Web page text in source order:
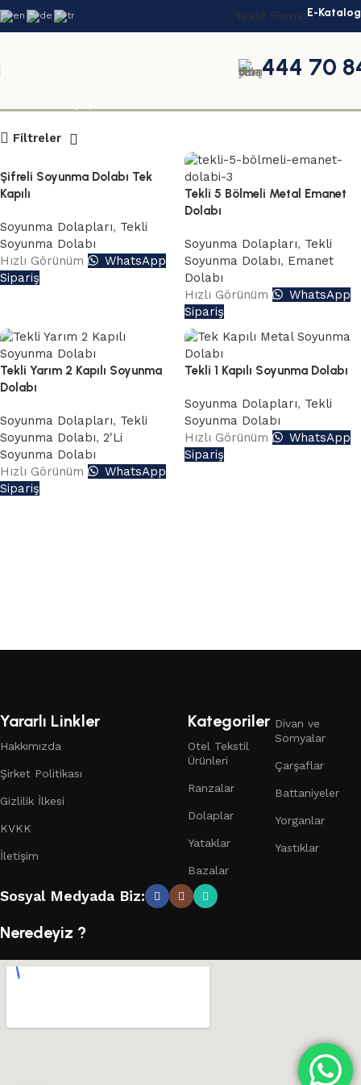
Teklif FormuE-Katalog
444 70
Filtreler
Şifreli Soyunma Dolabı Tek
Kapılı
Soyunma Dolapları, Tekli
Soyunma Dolabı
Hızlı Görünüm
WhatsApp
Sipariş
Tekli 5 Bölmeli Metal Emanet
Dolabı
Soyunma Dolapları, Tekli
Soyunma Dolabı, Emanet
Dolabı
Hızlı Görünüm
WhatsApp
Sipariş
Tekli Yarım 2 Kapılı Soyunma
Dolabı
Soyunma Dolapları, Tekli
Soyunma Dolabı, 2'Li
Soyunma Dolabı
Hızlı Görünüm
WhatsApp
Sipariş
Tekli 1 Kapılı Soyunma Dolabı
Soyunma Dolapları, Tekli
Soyunma Dolabı
Hızlı Görünüm
WhatsApp
Sipariş
Yararlı Linkler
Hakkımızda
Şirket Politikası
Gizlilik İlkesi
KVKK
İletişim
Kategoriler
Otel Tekstil
Ürünleri
Ranzalar
Dolaplar
Yataklar
Bazalar
Divan ve
Somyalar
Çarşaflar
Battaniyeler
Yorganlar
Yastıklar
Sosyal Medyada Biz:
Neredeyiz ?